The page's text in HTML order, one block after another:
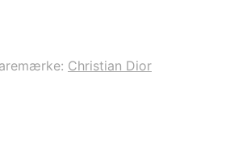
Christian Dior